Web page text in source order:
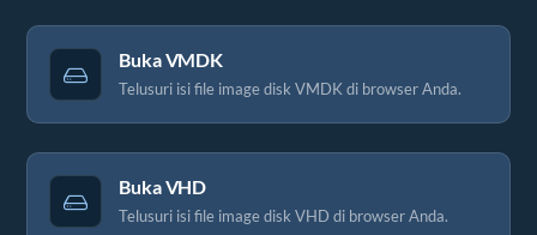
Buka VMDK
Telusuri isi file image disk VMDK di browser Anda.
Buka VHD
Telusuri isi file image disk VHD di browser Anda.